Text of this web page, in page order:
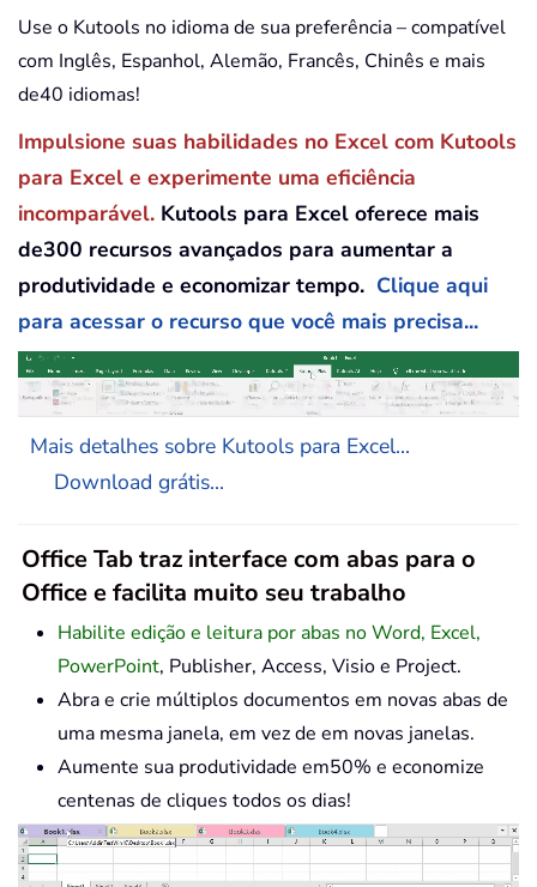
Use o Kutools no idioma de sua preferência – compatível
com Inglês, Espanhol, Alemão, Francês, Chinês e mais
de40 idiomas!
Impulsione suas habilidades no Excel com Kutools
para Excel e experimente uma eficiência
incomparável. Kutools para Excel oferece mais
de300 recursos avançados para aumentar a
produtividade e economizar tempo. Clique aqui
para acessar o recurso que você mais precisa...
Mais detalhes sobre Kutools para Excel...
Download grátis...
Office Tab traz interface com abas para o
Office e facilita muito seu trabalho
Habilite edição e leitura por abas no Word, Excel,
PowerPoint, Publisher, Access, Visio e Project.
Abra e crie múltiplos documentos em novas abas de
uma mesma janela, em vez de em novas janelas.
Aumente sua produtividade em50% e economize
centenas de cliques todos os dias!